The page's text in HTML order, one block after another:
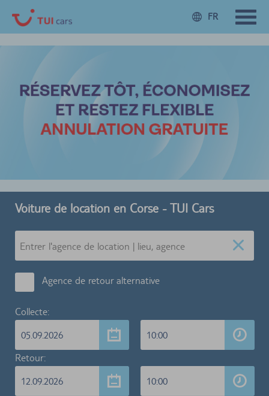
FR
Voiture de location en Corse - TUI Cars
Agence de retour alternative
Collecte:
05.09.2026
10:00
Retour:
12.09.2026
10:00